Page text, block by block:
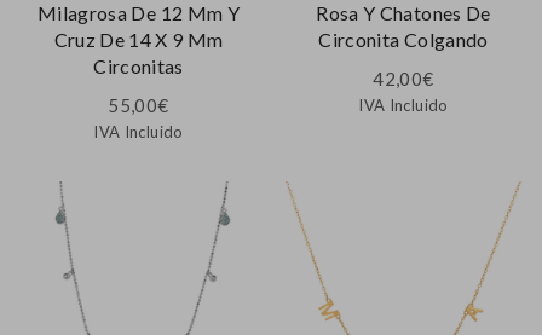
Milagrosa De 12 Mm Y
Cruz De 14 X 9 Mm
Circonitas
55,00€
IVA Incluido
Rosa Y Chatones De
Circonita Colgando
42,00€
IVA Incluido